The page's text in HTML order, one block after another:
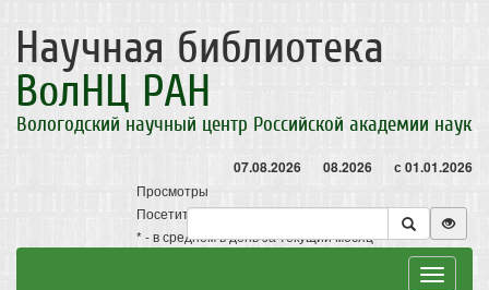
Научная библиотека
ВолНЦ РАН
Вологодский научный центр Российской академии наук
07.08.2026 08.2026 с 01.01.2026
Просмотры
Посетители
* - в среднем в день за текущий месяц
Toggle